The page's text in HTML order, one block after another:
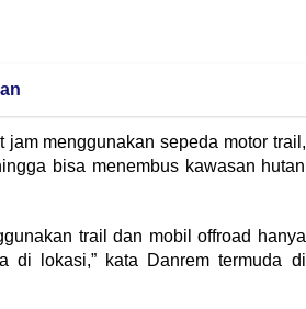
menggunakan sepeda motor trail,
bisa menembus kawasan hutan
trail dan mobil offroad hanya
di lokasi,” kata Danrem termuda di